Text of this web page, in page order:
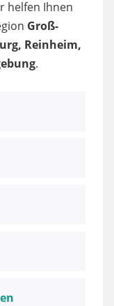
helfen Ihnen
Groß-
Reinheim,
.